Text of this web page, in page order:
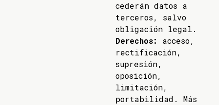
cederán datos a
terceros, salvo
obligación legal.
Derechos:
acceso,
rectificación,
supresión,
oposición,
limitación,
portabilidad. Más